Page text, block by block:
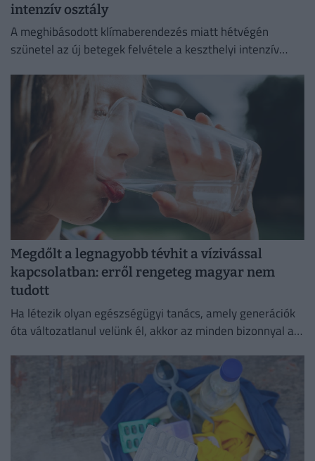
intenzív osztály
A meghibásodott klímaberendezés miatt hétvégén
szünetel az új betegek felvétele a keszthelyi intenzív
Megdőlt a legnagyobb tévhit a vízivással
kapcsolatban: erről rengeteg magyar nem
tudott
Ha létezik olyan egészségügyi tanács, amely generációk
óta változatlanul velünk él, akkor az minden bizonnyal a